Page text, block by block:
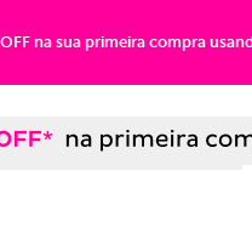
na sua primeira compra